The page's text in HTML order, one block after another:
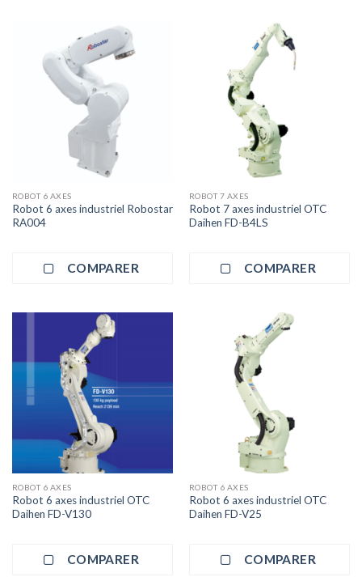
ROBOT 6 AXES
Robot 6 axes industriel Robostar
RA004
COMPARER
ROBOT 7 AXES
Robot 7 axes industriel OTC
Daihen FD-B4LS
COMPARER
ROBOT 6 AXES
Robot 6 axes industriel OTC
Daihen FD-V130
COMPARER
ROBOT 6 AXES
Robot 6 axes industriel OTC
Daihen FD-V25
COMPARER